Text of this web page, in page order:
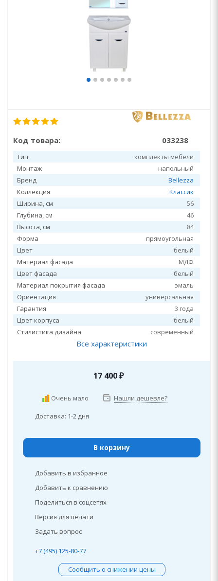
Код товара: 033238
Тип
комплекты мебели
Монтаж
напольный
Бренд
Bellezza
Коллекция
Классик
Ширина, см
56
Глубина, см
46
Высота, см
84
Форма
прямоугольная
Цвет
белый
Материал фасада
МДФ
Цвет фасада
белый
Материал покрытия фасада
эмаль
Ориентация
универсальная
Гарантия
3 года
Цвет корпуса
белый
Стилистика дизайна
современный
Все характеристики
17 400₽
Очень мало Нашли дешевле?
Доставка: 1-2 дня
В корзину
Добавить в избранное
Добавить к сравнению
Поделиться в соцсетях
Версия для печати
Задать вопрос
+7 (495) 125-80-77
Сообщить о снижении цены